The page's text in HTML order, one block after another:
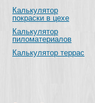
Калькулятор
покраски в цехе
Калькулятор
пиломатериалов
Калькулятор террас